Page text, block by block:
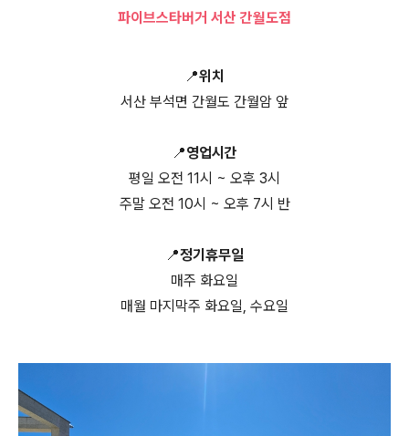
파이브스타버거 서산 간월도점
📍위치
서산 부석면 간월도 간월암 앞
📍영업시간
평일 오전 11시 ~ 오후 3시
주말 오전 10시 ~ 오후 7시 반
📍정기휴무일
매주 화요일
매월 마지막주 화요일, 수요일